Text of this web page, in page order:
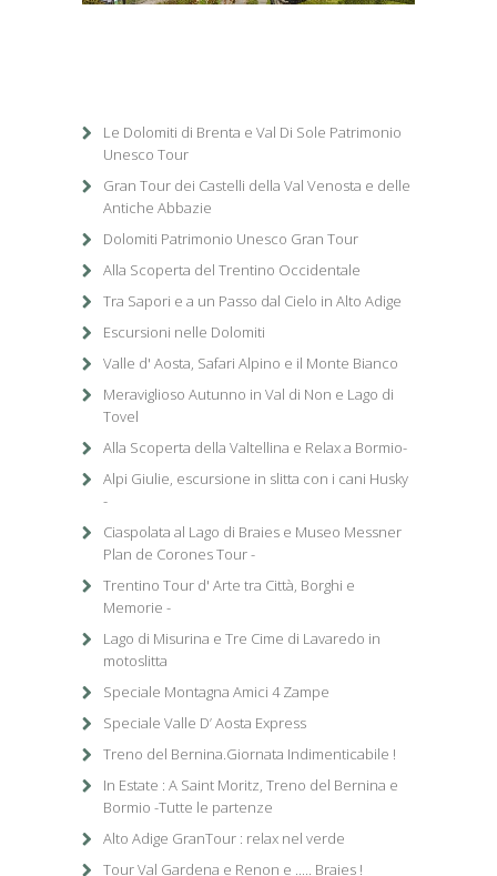
Le Dolomiti di Brenta e Val Di Sole Patrimonio
Unesco Tour
Gran Tour dei Castelli della Val Venosta e delle
Antiche Abbazie
Dolomiti Patrimonio Unesco Gran Tour
Alla Scoperta del Trentino Occidentale
Tra Sapori e a un Passo dal Cielo in Alto Adige
Escursioni nelle Dolomiti
Valle d' Aosta, Safari Alpino e il Monte Bianco
Meraviglioso Autunno in Val di Non e Lago di
Tovel
Alla Scoperta della Valtellina e Relax a Bormio-
Alpi Giulie, escursione in slitta con i cani Husky
-
Ciaspolata al Lago di Braies e Museo Messner
Plan de Corones Tour -
Trentino Tour d' Arte tra Città, Borghi e
Memorie -
Lago di Misurina e Tre Cime di Lavaredo in
motoslitta
Speciale Montagna Amici 4 Zampe
Speciale Valle D’ Aosta Express
Treno del Bernina.Giornata Indimenticabile !
In Estate : A Saint Moritz, Treno del Bernina e
Bormio -Tutte le partenze
Alto Adige GranTour : relax nel verde
Tour Val Gardena e Renon e ..... Braies !